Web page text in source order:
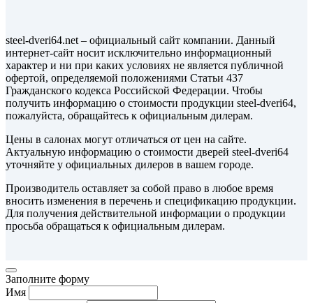
steel-dveri64.net – официальный сайт компании. Данный
интернет-сайт носит исключительно информационный
характер и ни при каких условиях не является публичной
офертой, определяемой положениями Статьи 437
Гражданского кодекса Российской Федерации. Чтобы
получить информацию о стоимости продукции steel-dveri64,
пожалуйста, обращайтесь к официальным дилерам.
Цены в салонах могут отличаться от цен на сайте.
Актуальную информацию о стоимости дверей steel-dveri64
уточняйте у официальных дилеров в вашем городе.
Производитель оставляет за собой право в любое время
вносить изменения в перечень и спецификацию продукции.
Для получения действительной информации о продукции
просьба обращаться к официальным дилерам.
Заполните форму
Имя